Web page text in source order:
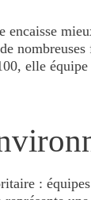
elle
: